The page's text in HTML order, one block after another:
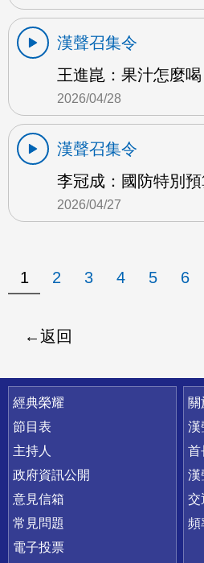
漢聲召集令
王進崑：果汁怎麼
2026/04/28
漢聲召集令
李冠成：國防特別
2026/04/27
1 2 3 4 5 6
返回
快速連結
經典榮耀
節目表
主持人
政府資訊公開
意見信箱
常見問題
電子投票
關
漢
首
漢
交
頻